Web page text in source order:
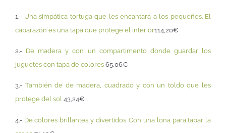
1.- Una simpática tortuga que les encantará a los pequeños. El
caparazón es una tapa que protege el interior114,20€
2.- De madera y con un compartimento donde guardar los
juguetes con tapa de colores 65,06€
3.- También de de madera, cuadrado y con un toldo que les
protege del sol 43,24€
4.- De colores brillantes y divertidos. Con una lona para tapar la